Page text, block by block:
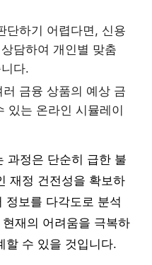
단하기 어렵다면, 신용
담하여 개인별 맞춤
다.
러 금융 상품의 예상 금
있는 온라인 시뮬레이
과정은 단순히 급한 불
재정 건전성을 확보하
정보를 다각도로 분석
재의 어려움을 극복하
할 수 있을 것입니다.